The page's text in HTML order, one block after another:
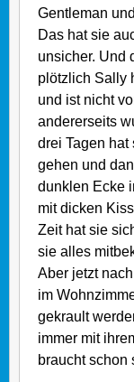
Gentleman
Das hat sie
unsicher. Und
plötzlich Sally
und ist nicht
andererseits
drei Tagen hat
gehen und
dunklen Ecke
mit dicken
Zeit hat sie
sie alles
Aber jetzt
im
gekrault
immer mit
braucht schon